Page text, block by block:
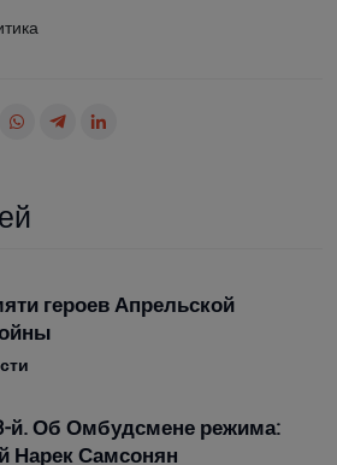
героев Апрельской
й. Об Омбудсмене режима:
Нарек Самсонян